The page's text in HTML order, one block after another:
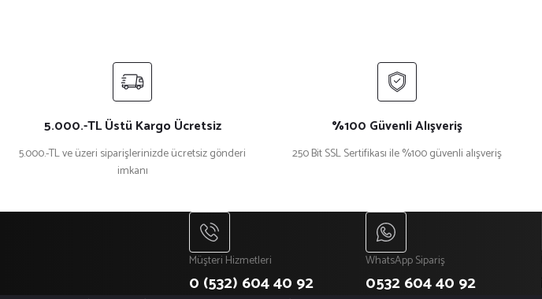
5.000.-TL Üstü Kargo Ücretsiz
5.000.-TL ve üzeri siparişlerinizde ücretsiz gönderi
imkanı
%100 Güvenli Alışveriş
250 Bit SSL Sertifikası ile %100 güvenli alışveriş
Müşteri Hizmetleri
0 (532) 604 40 92
WhatsApp Sipariş
0532 604 40 92